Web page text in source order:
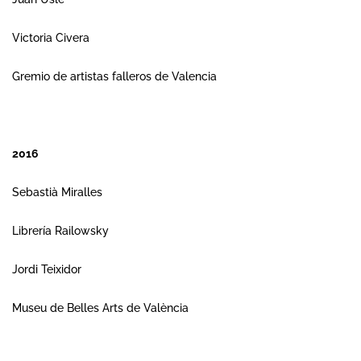
Victoria Civera
Gremio de artistas falleros de Valencia
2016
Sebastià Miralles
Librería Railowsky
Jordi Teixidor
Museu de Belles Arts de València